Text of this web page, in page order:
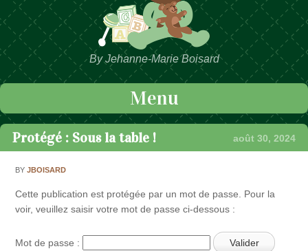
By Jehanne-Marie Boisard
Menu
Passer au contenu
Protégé : Sous la table ! août 30, 2024
BYJBOISARD
Cette publication est protégée par un mot de passe. Pour la
voir, veuillez saisir votre mot de passe ci-dessous :
Mot de passe :